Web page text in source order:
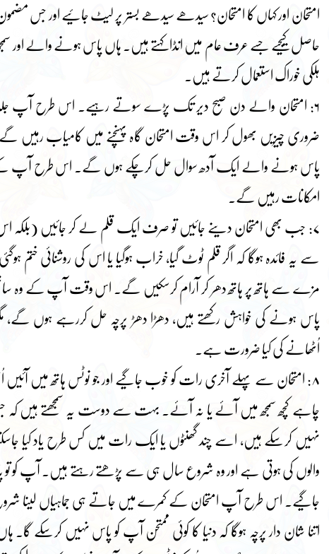
امتحان اور کہاں کا امتحان؟ سیدھے سیدھے بستر پر لیٹ جائیے اور جس
حاصل کیجیے جسے عرف عام میں انڈا کہتے ہیں۔ ہاں پاس ہونے والے اور
ہلکی خوراک استعمال کرتے ہیں۔
۶: امتحان والے دن صبح دیر تک پڑے سوتے رہیے۔ اس طرح آپ جلدی
ضروری چیزیں بھول کر اس وقت امتحان گاہ پہنچنے میں کامیاب رہیں گے
پاس ہونے والے ایک آدھ سوال حل کرچکے ہوں گے۔ اس طرح آپ
امکانات رہیں گے۔
۷: جب بھی امتحان دینے جائیں تو صرف ایک قلم لے کر جائیں
سے یہ فائدہ ہوگا کہ اگر قلم ٹوٹ گیا، خراب ہوگیا یا اس کی روشنائی
مزے سے ہاتھ پر ہاتھ دھر کر آرام کرسکیں گے۔ اس وقت آپ کے وہ
پاس ہونے کی خواہش رکھتے ہیں، دھڑا دھڑ پرچہ حل کررہے ہوں
اُٹھانے کی کیا ضرورت ہے۔
۸: امتحان سے پہلے آخری رات کو خوب جاگیے اور جو نوٹس ہاتھ میں آئیں
چاہے کچھ سمجھ میں آئے یا نہ آئے۔ بہت سے دوست یہ سمجھتے ہیں کہ
نہیں کرسکے ہیں، اسے چند گھنٹوں یا ایک رات میں کس طرح یاد کیا
والوں کی ہوتی ہے اور وہ شروع سال ہی سے پڑھتے رہتے ہیں۔ آپ کو تو
جاگیے۔ اس طرح آپ امتحان کے کمرے میں جاتے ہی جماہیاں لینا
اتنا شان دار پرچہ ہوگا کہ دنیا کا کوئی ممتحن آپ کو پاس نہیں کرسکے گا۔